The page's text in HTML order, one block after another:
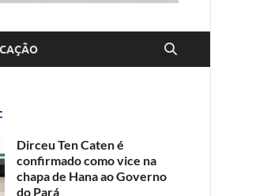
Dirceu Ten Caten é
confirmado como vice na
chapa de Hana ao Governo
do Pará